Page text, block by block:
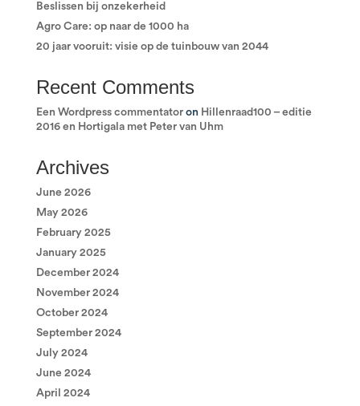
Beslissen bij onzekerheid
Agro Care: op naar de 1000 ha
20 jaar vooruit: visie op de tuinbouw van 2044
Recent Comments
Een Wordpress commentatoron Hillenraad100 – editie
2016 en Hortigala met Peter van Uhm
Archives
June 2026
May 2026
February 2025
January 2025
December 2024
November 2024
October 2024
September 2024
July 2024
June 2024
April 2024